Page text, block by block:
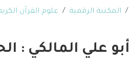
المكتبة الرقمية علوم القرآن
أبو علي المالكي :